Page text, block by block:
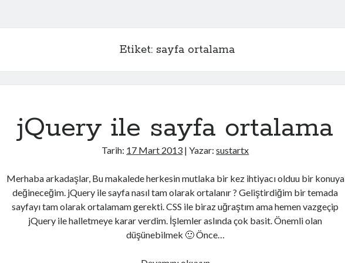
Etiket: sayfa ortalama
jQuery ile sayfa ortalama
Tarih: 17 Mart 2013 | Yazar:sustartx
Merhaba arkadaşlar, Bu makalede herkesin mutlaka bir kez ihtiyacı olduu bir konuya
değineceğim. jQuery ile sayfa nasıl tam olarak ortalanır ? Geliştirdiğim bir temada
sayfayı tam olarak ortalamam gerekti. CSS ile biraz uğraştım ama hemen vazgeçip
jQuery ile halletmeye karar verdim. İşlemler aslında çok basit. Önemli olan
düşünebilmek 🙂 Önce…